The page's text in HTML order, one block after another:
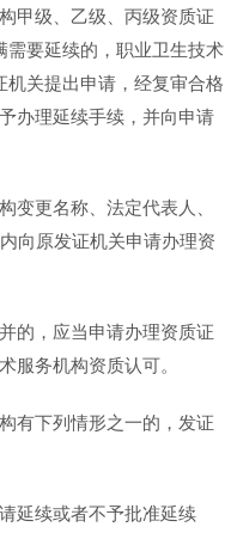
甲级、乙级、丙级资质证
需要延续的，职业卫生技术
机关提出申请，经复审合格
办理延续手续，并向申请
变更名称、法定代表人、
向原发证机关申请办理资
的，应当申请办理资质证
服务机构资质认可。
有下列情形之一的，发证
延续或者不予批准延续